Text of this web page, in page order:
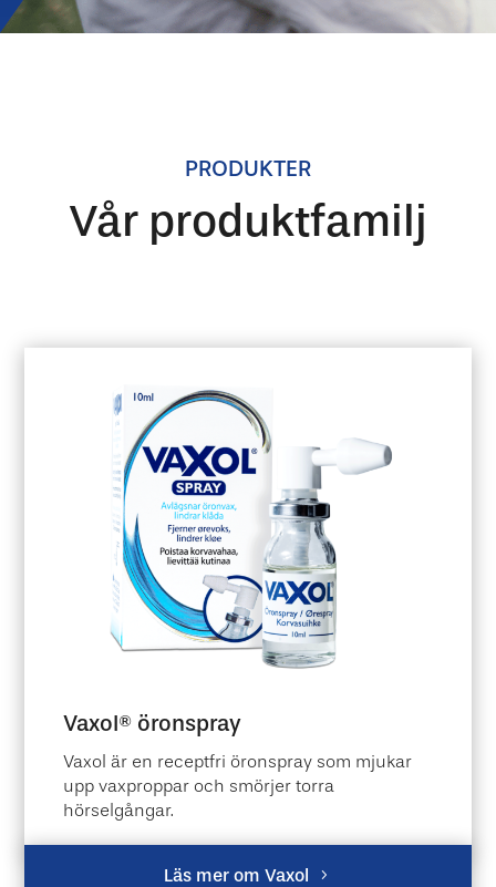
PRODUKTER
Vår produktfamilj
Vaxol® öronspray
Vaxol är en receptfri öronspray som mjukar
upp vaxproppar och smörjer torra
hörselgångar.
Läs mer om Vaxol